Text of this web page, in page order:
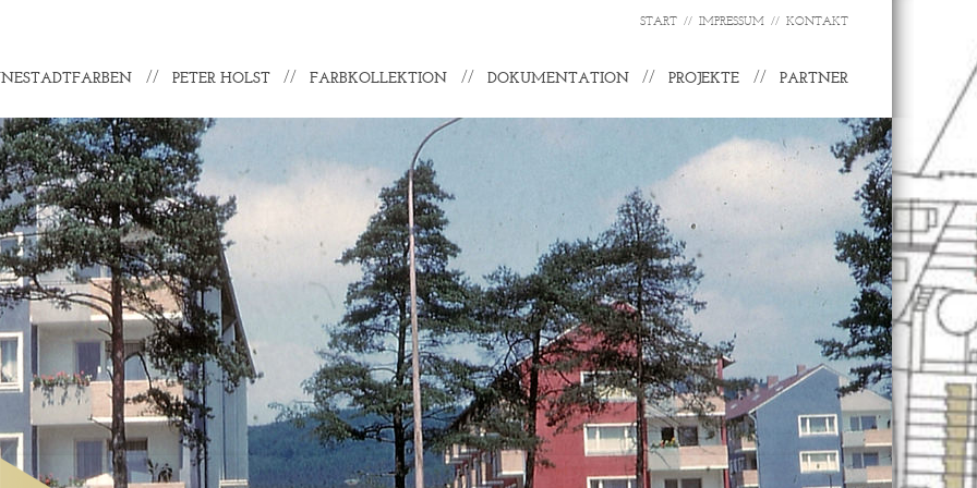
ÜBERSPRINGEN
START IMPRESSUM KONTAKT
NAVIGATION
PETER HOLST FARBKOLLEKTION DOKUMENTATION PROJEKTE PARTNER